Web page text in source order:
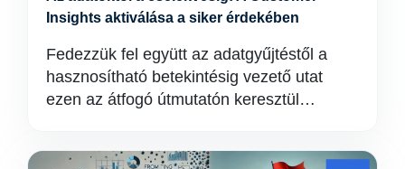
Insights aktiválása a siker érdekében
Fedezzük fel együtt az adatgyűjtéstől a
hasznosítható betekintésig vezető utat
ezen az átfogó útmutatón keresztül…